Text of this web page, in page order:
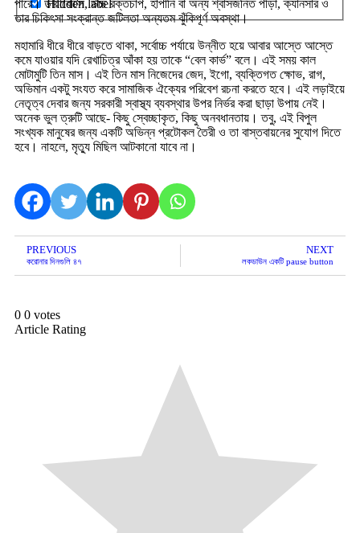
Hidden label
পারে। ডায়াবেটিস, উচ্চ রক্তচাপ, হাঁপানি বা অন্য শ্বাসজনিত পীড়া, ক্যানসার ও
তার চিকিৎসা সংক্রান্ত জটিলতা অন্যতম ঝুঁকিপূর্ণ অবস্থা।
মহামারি ধীরে ধীরে বাড়তে থাকা, সর্বোচ্চ পর্যায়ে উন্নীত হয়ে আবার আস্তে আস্তে
কমে যাওয়ার যদি রেখাচিত্র আঁকা হয় তাকে “বেল কার্ভ” বলে। এই সময় কাল
মোটামুটি তিন মাস। এই তিন মাস নিজেদের জেদ, ইগো, ব্যক্তিগত ক্ষোভ, রাগ,
অভিমান একটু সংযত করে সামাজিক ঐক্যের পরিবেশ রচনা করতে হবে। এই লড়াইয়ে
নেতৃত্ব দেবার জন্য সরকারী স্বাস্থ্য ব্যবস্থার উপর নির্ভর করা ছাড়া উপায় নেই।
অনেক ভুল ত্রুটি আছে- কিছু স্বেচ্ছাকৃত, কিছু অনবধানতায়। তবু, এই বিপুল
সংখ্যক মানুষের জন্য একটি অভিন্ন প্রটোকল তৈরী ও তা বাস্তবায়নের সুযোগ দিতে
হবে। নাহলে, মৃত্যু মিছিল আটকানো যাবে না।
PREVIOUS
করোনার দিনগুলি ৪৭
NEXT
লকডাউন একটি pause button
0 0 votes
Article Rating